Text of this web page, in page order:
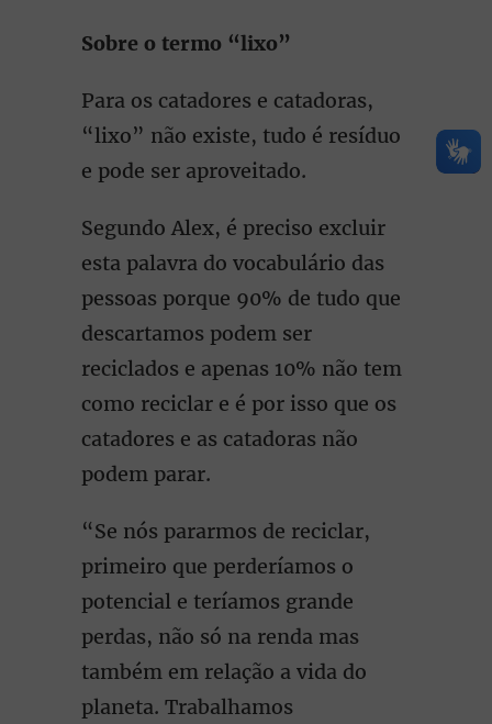
Sobre o termo “lixo”
Para os catadores e catadoras,
“lixo” não existe, tudo é resíduo
e pode ser aproveitado.
Segundo Alex, é preciso excluir
esta palavra do vocabulário das
pessoas porque 90% de tudo que
descartamos podem ser
reciclados e apenas 10% não tem
como reciclar e é por isso que os
catadores e as catadoras não
podem parar.
“Se nós pararmos de reciclar,
primeiro que perderíamos o
potencial e teríamos grande
perdas, não só na renda mas
também em relação a vida do
planeta. Trabalhamos